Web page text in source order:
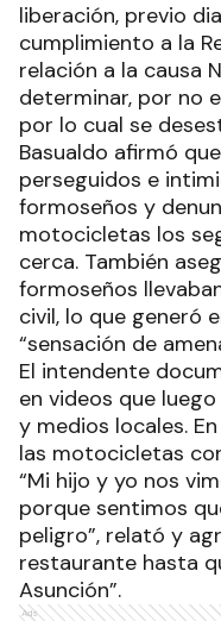
liberación, previo
cumplimiento a la
relación a la causa
determinar, por no
por lo cual se
Basualdo afirmó
perseguidos e
formoseños y
motocicletas los
cerca. También
formoseños
civil, lo que generó
“sensación de
El intendente
en videos que
y medios locales.
las motocicletas
“Mi hijo y yo nos
porque sentimos
peligro”, relató y
restaurante hasta
Asunción”.
Ads